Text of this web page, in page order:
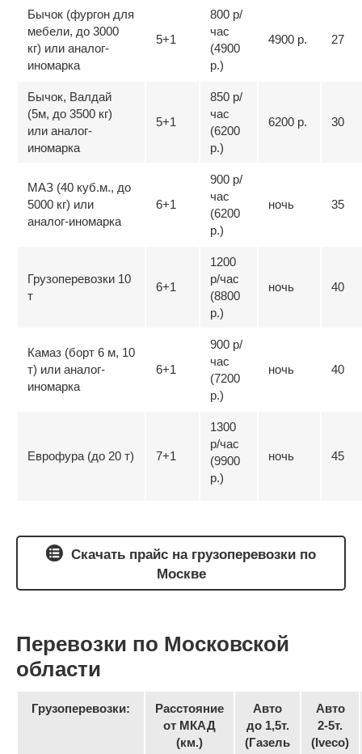
Бычок (фургон для
мебели, до 3000
кг) или аналог-
иномарка
5+1
800 р/
час
(4900
р.)
4900 р. 27
Бычок, Валдай
(5м, до 3500 кг)
или аналог-
иномарка
5+1
850 р/
час
(6200
р.)
6200 р. 30
МАЗ (40 куб.м., до
5000 кг) или
аналог-иномарка
6+1
900 р/
час
(6200
р.)
ночь 35
Грузоперевозки 10
т
6+1
1200
р/час
(8800
р.)
ночь 40
Камаз (борт 6 м, 10
т) или аналог-
иномарка
6+1
900 р/
час
(7200
р.)
ночь 40
Еврофура (до 20 т) 7+1
1300
р/час
(9900
р.)
ночь 45
Скачать прайс на грузоперевозки по
Москве
Перевозки по Московской
области
Грузоперевозки:
Расстояние
от МКАД
(км.)
Авто
до 1,5т.
(Газель
Авто
2-5т.
(Iveco)